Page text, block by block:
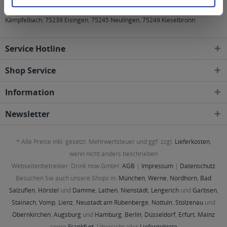
Kämpfelbach, 75239 Eisingen, 75245 Neulingen, 75249 Kieselbronn
Service Hotline
Shop Service
Information
Newsletter
* Alle Preise inkl. gesetzl. Mehrwertsteuer und ggf. zzgl. Lieferkosten,
wenn nicht anders beschrieben
Webseitenbetreiber: Drink now GmbH: AGB | Impressum | Datenschutz
Besuchen Sie auch unsere Shops in: München, Werne, Nordhorn, Bad
Salzuflen, Hörstel und Damme, Lathen, Nienstädt, Lengerichund Garbsen,
Stainach, Vomp, Lienz, Neustadt am Rübenberge, Nottuln, Stolzenau und
Obernkirchen, Augsburg und Hamburg, Berlin, Düsseldorf, Erfurt, Mainz